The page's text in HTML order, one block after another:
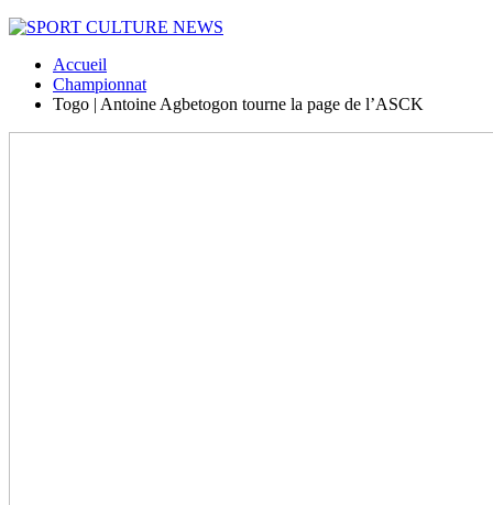
Accueil
Championnat
Togo | Antoine Agbetogon tourne la page de l’ASCK